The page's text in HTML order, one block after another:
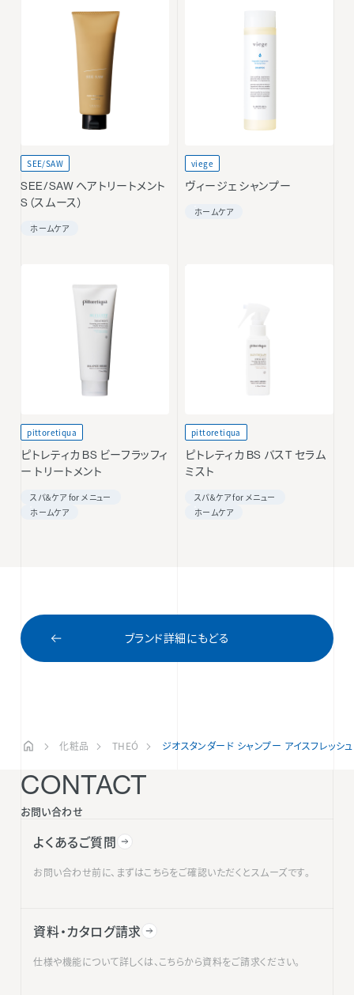
SEE/SAW
SEE/SAW ヘアトリートメント
S（スムース）
ホームケア
viege
ヴィージェ シャンプー
ホームケア
pittoretiqua
ピトレティカ BS ビーフラッフィ
ー トリートメント
スパ＆ケア for メニュー
ホームケア
pittoretiqua
ピトレティカ BS バスT セラム
ミスト
スパ＆ケア for メニュー
ホームケア
ブランド詳細にもどる
化粧品 THEÓ ジオスタンダード シャンプー アイスフレッシュ
CONTACT
お問い合わせ
よくあるご質問
お問い合わせ前に、まずはこちらをご確認いただくとスムーズです。
資料・カタログ請求
仕様や機能について詳しくは、こちらから資料をご請求ください。